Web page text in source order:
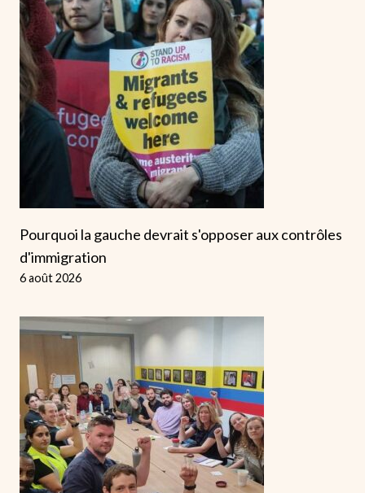
Pourquoi la gauche devrait s'opposer aux contrôles
d'immigration
6 août 2026